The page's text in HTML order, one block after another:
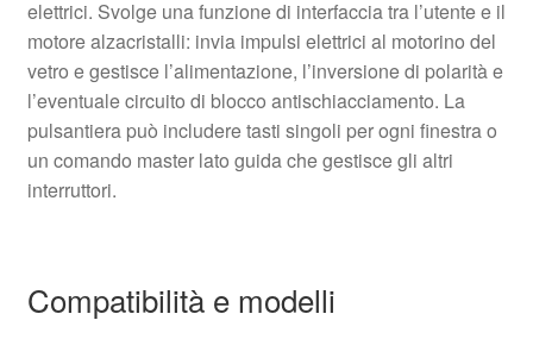
elettrici. Svolge una funzione di interfaccia tra l’utente e il
motore alzacristalli: invia impulsi elettrici al motorino del
vetro e gestisce l’alimentazione, l’inversione di polarità e
l’eventuale circuito di blocco antischiacciamento. La
pulsantiera può includere tasti singoli per ogni finestra o
un comando master lato guida che gestisce gli altri
interruttori.
Compatibilità e modelli